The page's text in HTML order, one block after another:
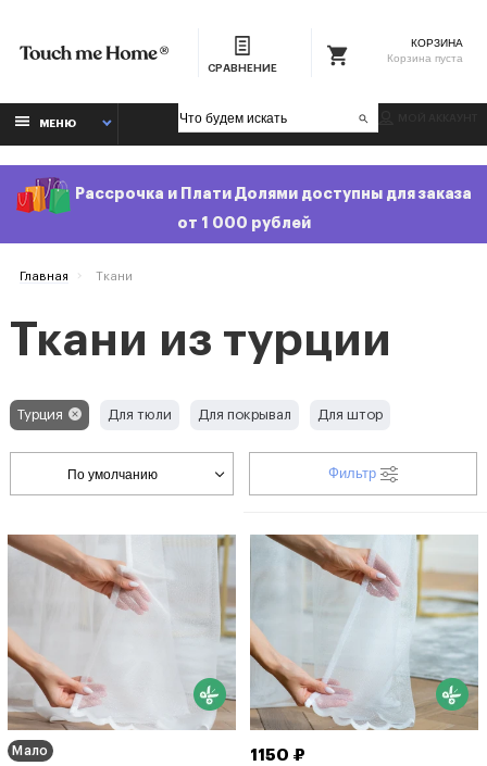
СРАВНЕНИЕ
КОРЗИНА
Корзина пуста
МЕНЮ
Рассрочка и Плати Долями доступны для заказа
от 1 000 рублей
Главная Ткани
Ткани из турции
Турция Для тюли Для покрывал Для штор
Фильтр
По умолчанию
Мало 1150 ₽